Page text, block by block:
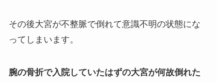
その後大宮が不整脈で倒れて意識不明の状態にな
ってしまいます。
腕の骨折で入院していたはずの大宮が何故倒れた